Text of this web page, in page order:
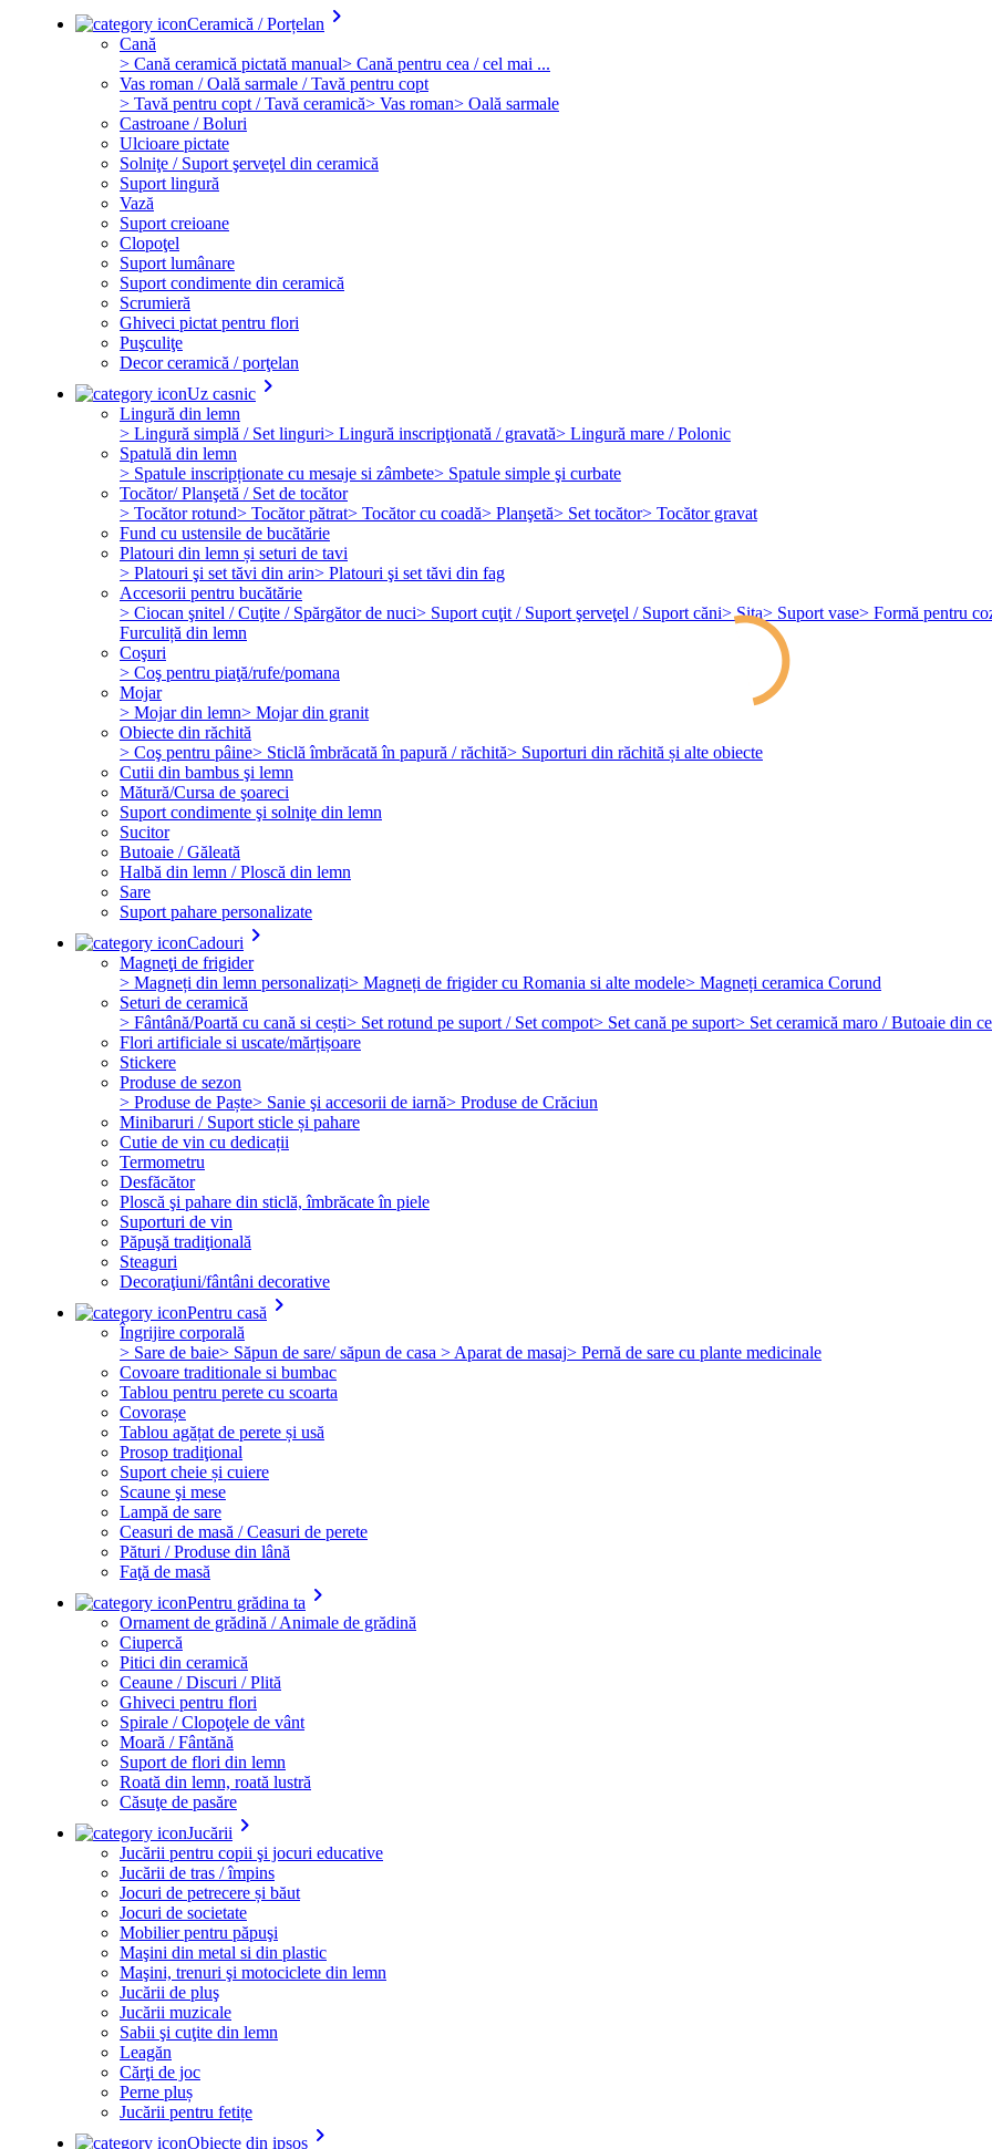
Ceramică / Porțelan keyboard_arrow_right
Cană
> Cană ceramică pictată manual> Cană pentru cea / cel mai ...
Vas roman / Oală sarmale / Tavă pentru copt
> Tavă pentru copt / Tavă ceramică> Vas roman> Oală sarmale
Castroane / Boluri
Ulcioare pictate
Solniţe / Suport şerveţel din ceramică
Suport lingură
Vază
Suport creioane
Clopoţel
Suport lumânare
Suport condimente din ceramică
Scrumieră
Ghiveci pictat pentru flori
Puşculiţe
Decor ceramică / porţelan
Uz casnic keyboard_arrow_right
Lingură din lemn
> Lingură simplă / Set linguri> Lingură inscripţionată / gravată> Lingură mare / Polonic
Spatulă din lemn
> Spatule inscripționate cu mesaje si zâmbete> Spatule simple şi curbate
Tocător/ Planşetă / Set de tocător
> Tocător rotund> Tocător pătrat> Tocător cu coadă> Planşetă> Set tocător> Tocător gravat
Fund cu ustensile de bucătărie
Platouri din lemn și seturi de tavi
> Platouri şi set tăvi din arin> Platouri şi set tăvi din fag
Accesorii pentru bucătărie
> Ciocan şnitel / Cuţite / Spărgător de nuci> Suport cuţit / Suport şerveţel / Suport căni> Sita> Suport vase> Formă pentru
Furculiță din lemn
Coşuri
> Coş pentru piaţă/rufe/pomana
Mojar
> Mojar din lemn> Mojar din granit
Obiecte din răchită
> Coş pentru pâine> Sticlă îmbrăcată în papură / răchită> Suporturi din răchită și alte obiecte
Cutii din bambus şi lemn
Mătură/Cursa de şoareci
Suport condimente şi solniţe din lemn
Sucitor
Butoaie / Găleată
Halbă din lemn / Ploscă din lemn
Sare
Suport pahare personalizate
Cadouri keyboard_arrow_right
Magneţi de frigider
> Magneți din lemn personalizați> Magneți de frigider cu Romania si alte modele> Magneți ceramica Corund
Seturi de ceramică
> Fântână/Poartă cu cană si cești> Set rotund pe suport / Set compot> Set cană pe suport> Set ceramică maro / Butoaie din
Flori artificiale si uscate/mărțișoare
Stickere
Produse de sezon
> Produse de Paște> Sanie şi accesorii de iarnă> Produse de Crăciun
Minibaruri / Suport sticle și pahare
Cutie de vin cu dedicații
Termometru
Desfăcător
Ploscă şi pahare din sticlă, îmbrăcate în piele
Suporturi de vin
Păpuşă tradiţională
Steaguri
Decoraţiuni/fântâni decorative
Pentru casă keyboard_arrow_right
Îngrijire corporală
> Sare de baie> Săpun de sare/ săpun de casa > Aparat de masaj> Pernă de sare cu plante medicinale
Covoare traditionale si bumbac
Tablou pentru perete cu scoarta
Covorașe
Tablou agățat de perete și usă
Prosop tradiţional
Suport cheie și cuiere
Scaune şi mese
Lampă de sare
Ceasuri de masă / Ceasuri de perete
Pături / Produse din lână
Faţă de masă
Pentru grădina ta keyboard_arrow_right
Ornament de grădină / Animale de grădină
Ciupercă
Pitici din ceramică
Ceaune / Discuri / Plită
Ghiveci pentru flori
Spirale / Clopoţele de vânt
Moară / Fântănă
Suport de flori din lemn
Roată din lemn, roată lustră
Căsuţe de pasăre
Jucării keyboard_arrow_right
Jucării pentru copii şi jocuri educative
Jucării de tras / împins
Jocuri de petrecere și băut
Jocuri de societate
Mobilier pentru păpuşi
Maşini din metal si din plastic
Maşini, trenuri şi motociclete din lemn
Jucării de pluş
Jucării muzicale
Sabii şi cuţite din lemn
Leagăn
Cărţi de joc
Perne pluș
Jucării pentru fetițe
Obiecte din ipsos keyboard_arrow_right